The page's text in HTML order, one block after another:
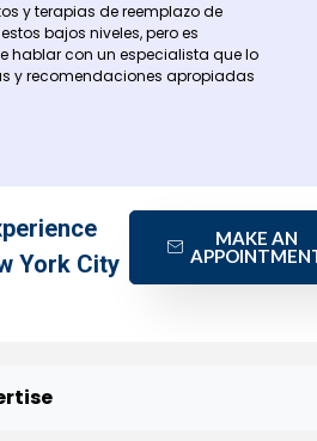
y terapias de reemplazo de
bajos niveles, pero es
hablar con un especialista que lo
y recomendaciones apropiadas
York City
MAKE AN